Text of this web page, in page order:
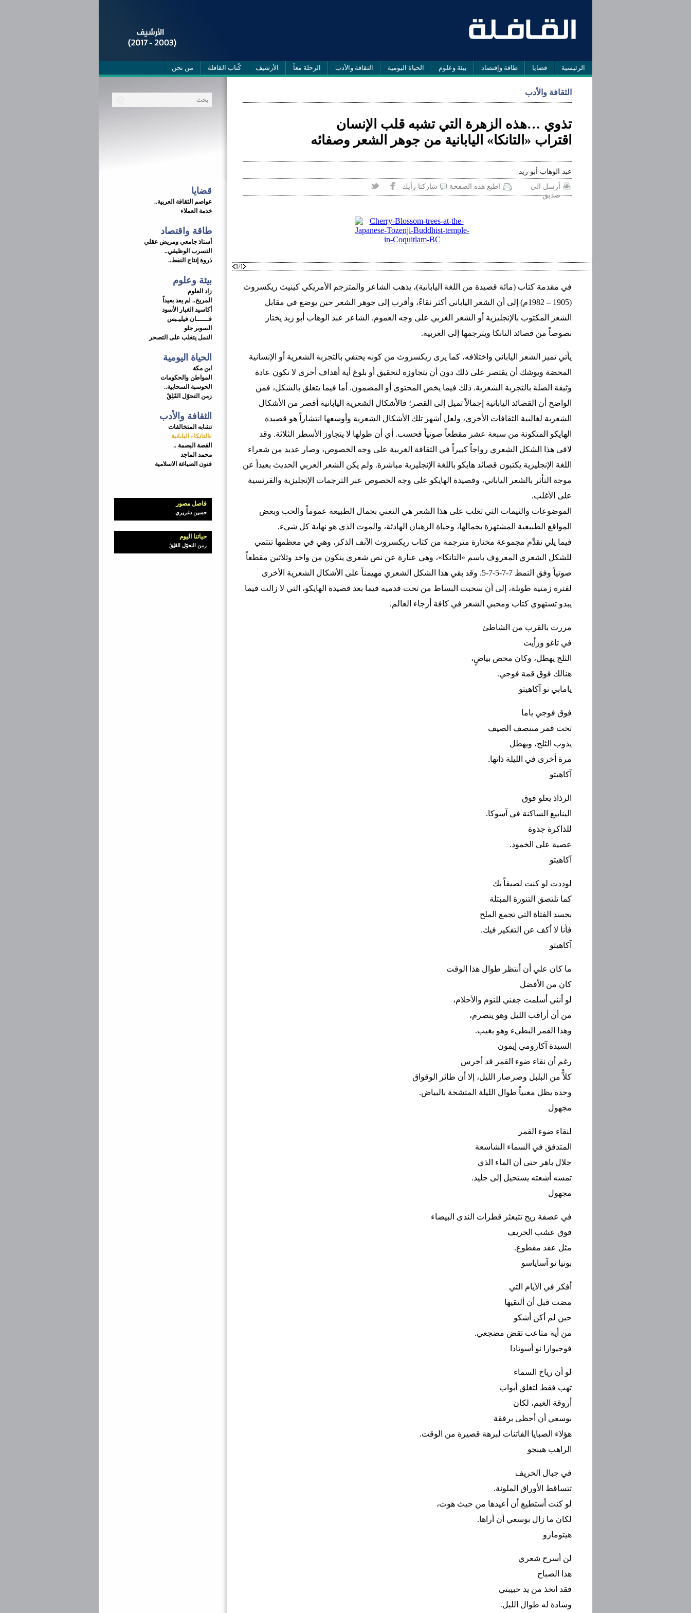
الرئيسية قضايا طاقة وإقتصاد بيئة وعلوم الحياة اليومية الثقافة والأدب الرحلة معاً الأرشيف كُتاب القافلة من نحن
قضايا
عواصم الثقافة العربية..
خدمة العملاء
طاقة واقتصاد
أستاذ جامعي ومريض عقلي
التسرب الوظيفي..
ذروة إنتاج النفط..
بيئة وعلوم
زاد العلوم
المريخ.. لم يعد بعيداً
أكاسيد الغبار الأسود
فــــــان فيليـبس
السوبر جلو
النمل يتغلب على التصحر
الحياة اليومية
ابن مكة
المواطن والحكومات
الحوسبة السحابية..
زمن التحوّل القَلِقْ
الثقافة والأدب
تشابه المتخالفات
«التانكا» اليابانية
القصة البصمة ..
محمد الماجد
فنون الصياغة الاسلامية
فاصل مصور
حسين دغريري
حياتنا اليوم
زمن التحوّل القَلِقْ
الثقافة والأدب
تذوي …هذه الزهرة التي تشبه قلب الإنسان
اقتراب «التانكا» اليابانية من جوهر الشعر وصفائه
عبد الوهاب أبو زيد
أرسل الى
صديق
اطبع هذه الصفحة شاركنا رأيك
1/1
في مقدمة كتاب (مائة قصيدة من اللغة اليابانية)، يذهب الشاعر والمترجم الأمريكي كينيث ريكسروث
(1905 – 1982م) إلى أن الشعر الياباني أكثر نقاءً، وأقرب إلى جوهر الشعر حين يوضع في مقابل
الشعر المكتوب بالإنجليزية أو الشعر الغربي على وجه العموم. الشاعر عبد الوهاب أبو زيد يختار
نصوصاً من قصائد التانكا ويترجمها إلى العربية.
يأتي تميز الشعر الياباني واختلافه، كما يرى ريكسروث من كونه يحتفي بالتجربة الشعرية أو الإنسانية
المحضة ويوشك أن يقتصر على ذلك دون أن يتجاوزه لتحقيق أو بلوغ أية أهداف أخرى لا تكون عادة
وثيقة الصلة بالتجربة الشعرية. ذلك فيما يخص المحتوى أو المضمون. أما فيما يتعلق بالشكل، فمن
الواضح أن القصائد اليابانية إجمالاً تميل إلى القصر؛ فالأشكال الشعرية اليابانية أقصر من الأشكال
الشعرية لغالبية الثقافات الأخرى، ولعل أشهر تلك الأشكال الشعرية وأوسعها انتشاراً هو قصيدة
الهايكو المتكونة من سبعة عشر مقطعاً صوتياً فحسب. أي أن طولها لا يتجاوز الأسطر الثلاثة. وقد
لاقى هذا الشكل الشعري رواجاً كبيراً في الثقافة الغربية على وجه الخصوص، وصار عديد من شعراء
اللغة الإنجليزية يكتبون قصائد هايكو باللغة الإنجليزية مباشرة. ولم يكن الشعر العربي الحديث بعيداً عن
موجة التأثر بالشعر الياباني، وقصيدة الهايكو على وجه الخصوص عبر الترجمات الإنجليزية والفرنسية
على الأغلب.
الموضوعات والثيمات التي تغلب على هذا الشعر هي التغني بجمال الطبيعة عموماً والحب وبعض
المواقع الطبيعية المشتهرة بجمالها، وحياة الرهبان الهادئة، والموت الذي هو نهاية كل شيء.
فيما يلي نقدِّم مجموعة مختارة مترجمة من كتاب ريكسروث الآنف الذكر، وهي في معظمها تنتمي
للشكل الشعري المعروف باسم «التانكا»، وهي عبارة عن نص شعري يتكون من واحد وثلاثين مقطعاً
صوتياً وفق النمط 7-7-5-7-5. وقد بقي هذا الشكل الشعري مهيمناً على الأشكال الشعرية الأخرى
لفترة زمنية طويلة، إلى أن سحبت البساط من تحت قدميه فيما بعد قصيدة الهايكو، التي لا زالت فيما
يبدو تستهوي كتاب ومحبي الشعر في كافة أرجاء العالم.
مررت بالقرب من الشاطئ
في تاغو ورأيت
الثلج يهطل، وكان محض بياضٍ،
هنالك فوق قمة فوجي.
يامابي نو آكاهيتو
فوق فوجي ياما
تحت قمر منتصف الصيف
يذوب الثلج، ويهطل
مرة أخرى في الليلة ذاتها.
آكاهيتو
الرذاذ يعلو فوق
الينابيع الساكنة في آسوكا.
للذاكرة جذوة
عصية على الخمود.
آكاهيتو
لوددت لو كنت لصيقاً بك
كما تلتصق التنورة المبتلة
بجسد الفتاة التي تجمع الملح
فأنا لا أكف عن التفكير فيك.
آكاهيتو
ما كان علي أن أنتظر طوال هذا الوقت
كان من الأفضل
لو أنني أسلمت جفني للنوم والأحلام،
من أن أراقب الليل وهو يتصرم،
وهذا القمر البطيء وهو يغيب.
السيدة آكازومي إيمون
رغم أن نقاء ضوء القمر قد أخرس
كلاًّ من البلبل وصرصار الليل، إلا أن طائر الوقواق
وحده يظل مغنياً طوال الليلة المتشحة بالبياض.
مجهول
لنقاء ضوء القمر
المتدفق في السماء الشاسعة
جلال باهر حتى أن الماء الذي
تمسه أشعته يستحيل إلى جليد.
مجهول
في عصفة ريح تتبعثر قطرات الندى البيضاء
فوق عشب الخريف
مثل عقد مقطوع.
بونيا نو آساياسو
أفكر في الأيام التي
مضت قبل أن ألتقيها
حين لم أكن أشكو
من أية متاعب تقض مضجعي.
فوجيوارا نو أسوتادا
لو أن رياح السماء
تهب فقط لتغلق أبواب
أروقة الغيم، لكان
بوسعي أن أحظى برفقة
هؤلاء الصبايا الفاتنات لبرهة قصيرة من الوقت.
الراهب هينجو
في جبال الخريف
تتساقط الأوراق الملونة.
لو كنت أستطيع أن أعيدها من حيث هوت،
لكان ما زال بوسعي أن أراها.
هيتومارو
لن أسرح شعري
هذا الصباح
فقد اتخذ من يد حبيبتي
وسادة له طوال الليل.